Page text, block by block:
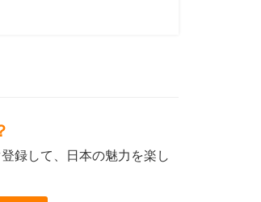
録して、日本の魅力を楽し